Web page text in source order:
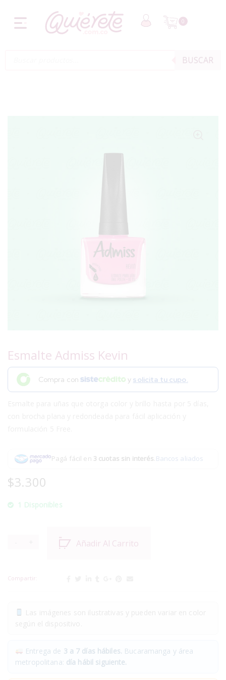
0
BUSCAR
Esmalte Admiss Kevin
Compra con y solicita tu cupo.
Pagá fácil en 3 cuotas sin interés.Bancos aliados
$3.300
1 Disponibles
Añadir Al Carrito
Compartir:
Entrega de 3 a 7 días hábiles. Bucaramanga y área
metropolitana: día hábil siguiente.